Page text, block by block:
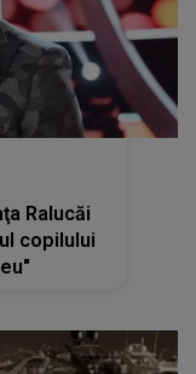
Ralucăi
copilului